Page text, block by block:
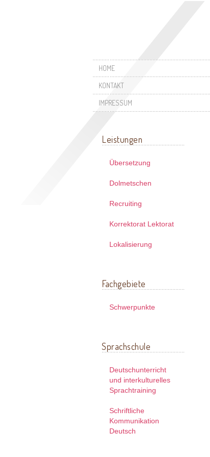
HOME
KONTAKT
IMPRESSUM
Leistungen
Übersetzung
Dolmetschen
Recruiting
Korrektorat Lektorat
Lokalisierung
Fachgebiete
Schwerpunkte
Sprachschule
Deutschunterricht
und interkulturelles
Sprachtraining
Schriftliche
Kommunikation
Deutsch